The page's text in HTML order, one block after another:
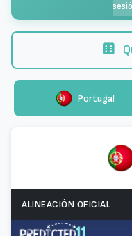
Portugal
ALINEACIÓN OFICIAL